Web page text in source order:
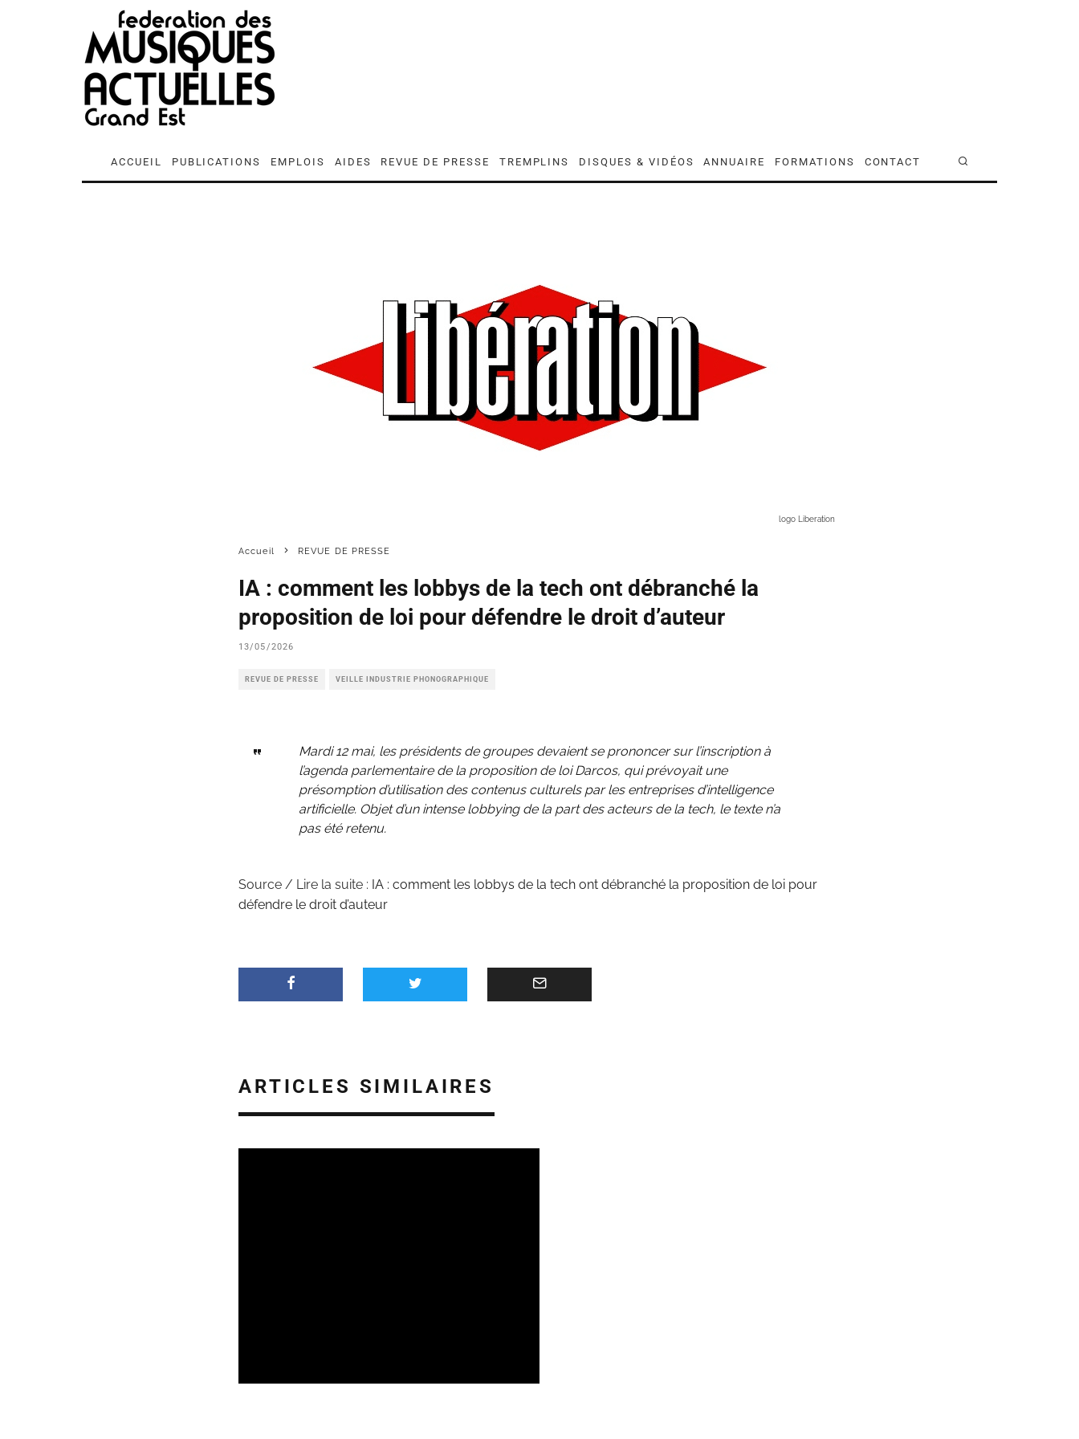
ACCUEIL PUBLICATIONS EMPLOIS AIDES REVUE DE PRESSE TREMPLINS DISQUES & VIDÉOS ANNUAIRE FORMATIONS CONTACT
logo Liberation
Accueil REVUE DE PRESSE
IA : comment les lobbys de la tech ont débranché la
proposition de loi pour défendre le droit d’auteur
13/05/2026
REVUE DE PRESSE VEILLE INDUSTRIE PHONOGRAPHIQUE
Mardi 12 mai, les présidents de groupes devaient se prononcer sur l’inscription à
l’agenda parlementaire de la proposition de loi Darcos, qui prévoyait une
présomption d’utilisation des contenus culturels par les entreprises d’intelligence
artificielle. Objet d’un intense lobbying de la part des acteurs de la tech, le texte n’a
pas été retenu.
Source / Lire la suite : IA : comment les lobbys de la tech ont débranché la proposition de loi pour
défendre le droit d’auteur
ARTICLES SIMILAIRES